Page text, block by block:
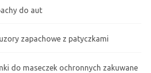
zapachowe
prywatności
do aut
zapachowe z patyczkami
do maseczek ochronnych zakuwane